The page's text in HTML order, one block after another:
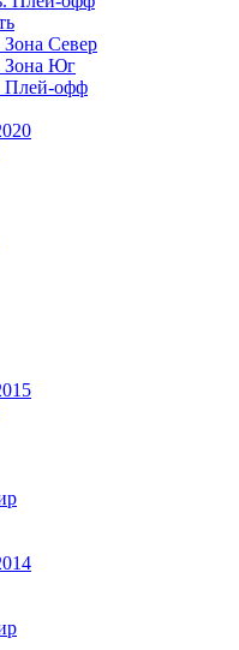
Север
Зона Юг
Плей-офф